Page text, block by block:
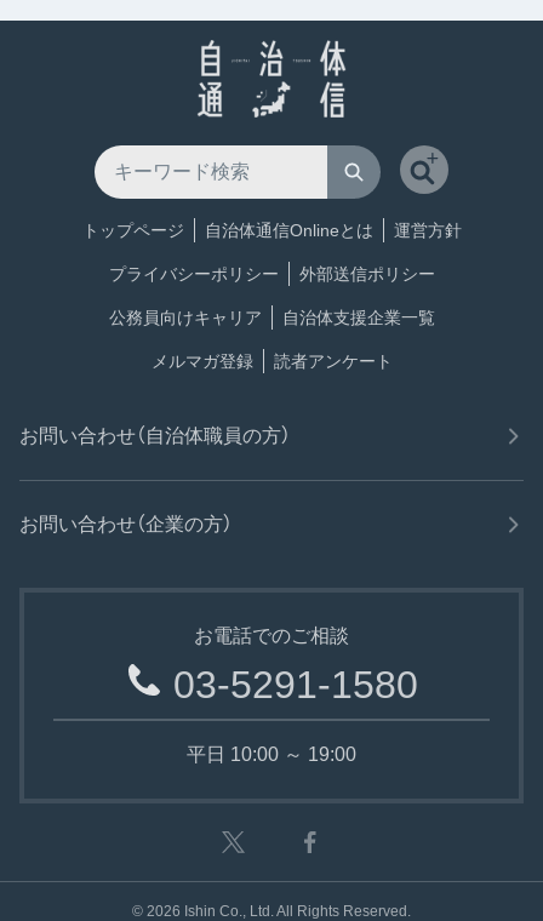
トップページ 自治体通信Onlineとは 運営方針
プライバシーポリシー 外部送信ポリシー
公務員向けキャリア 自治体支援企業一覧
メルマガ登録 読者アンケート
お問い合わせ（自治体職員の方）
お問い合わせ（企業の方）
お電話でのご相談
03-5291-1580
平日 10:00 ～ 19:00
© 2026 Ishin Co., Ltd. All Rights Reserved.